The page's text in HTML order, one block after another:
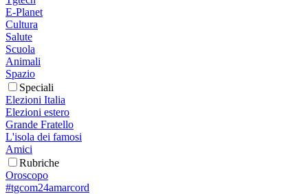
E-Planet
Cultura
Salute
Scuola
Animali
Spazio
Speciali
Elezioni Italia
Elezioni estero
Grande Fratello
L'isola dei famosi
Amici
Rubriche
Oroscopo
#tgcom24amarcord